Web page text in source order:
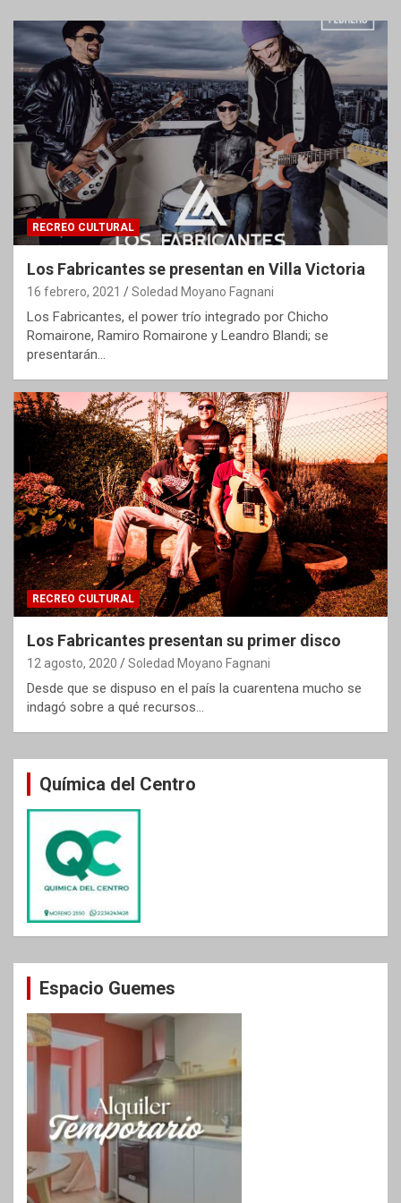
RECREO CULTURAL
Los Fabricantes se presentan en Villa Victoria
16 febrero, 2021 Soledad Moyano Fagnani
Los Fabricantes, el power trío integrado por Chicho
Romairone, Ramiro Romairone y Leandro Blandi; se
presentarán…
RECREO CULTURAL
Los Fabricantes presentan su primer disco
12 agosto, 2020 Soledad Moyano Fagnani
Desde que se dispuso en el país la cuarentena mucho se
indagó sobre a qué recursos…
Química del Centro
Espacio Guemes